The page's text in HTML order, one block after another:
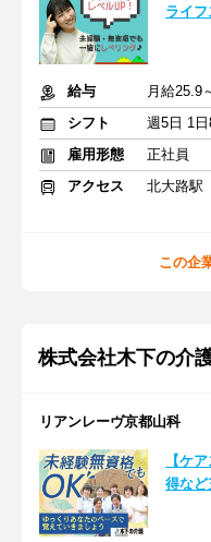
ライ
給与
シフト
週5日 1
雇用形態
正社員
アクセス
北大路駅
この企
株式会社木下の介
リアンレーヴ京都山科
【ケ
得な